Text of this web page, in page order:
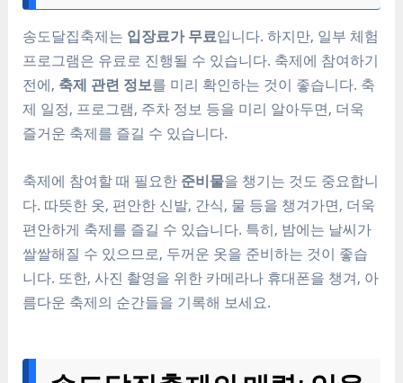
송도달집축제는 입장료가 무료입니다. 하지만, 일부 체험
프로그램은 유료로 진행될 수 있습니다. 축제에 참여하기
전에, 축제 관련 정보를 미리 확인하는 것이 좋습니다. 축
제 일정, 프로그램, 주차 정보 등을 미리 알아두면, 더욱
즐거운 축제를 즐길 수 있습니다.
축제에 참여할 때 필요한 준비물을 챙기는 것도 중요합니
다. 따뜻한 옷, 편안한 신발, 간식, 물 등을 챙겨가면, 더욱
편안하게 축제를 즐길 수 있습니다. 특히, 밤에는 날씨가
쌀쌀해질 수 있으므로, 두꺼운 옷을 준비하는 것이 좋습
니다. 또한, 사진 촬영을 위한 카메라나 휴대폰을 챙겨, 아
름다운 축제의 순간들을 기록해 보세요.